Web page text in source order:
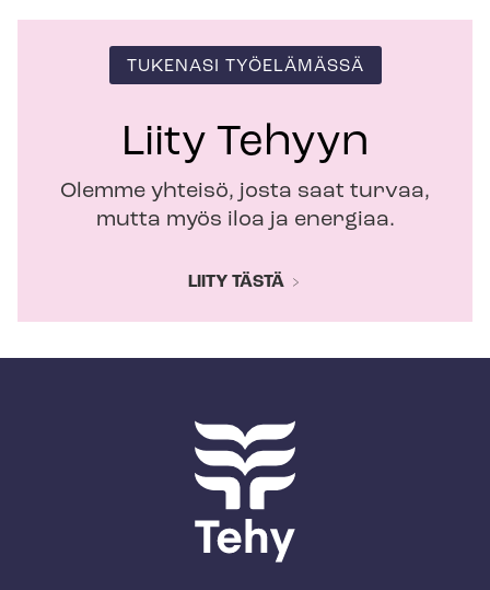
TUKENASI TYÖELÄMÄSSÄ
Liity Tehyyn
Olemme yhteisö, josta saat turvaa,
mutta myös iloa ja energiaa.
LIITY TÄSTÄ